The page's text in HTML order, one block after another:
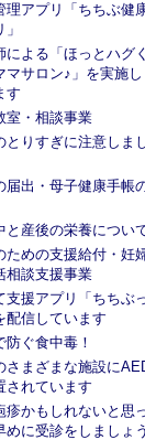
理アプリ「ちちぶ健
による「ほっとハグく
サロン♪」を実施し
す
室・相談事業
とりすぎに注意しま
届出・母子健康手帳
と産後の栄養につい
ための支援給付・妊
相談支援事業
支援アプリ「ちちぶ
配信しています
防ぐ食中毒！
さまざまな施設に
されています
疹かもしれないと思
めに受診をしましょう